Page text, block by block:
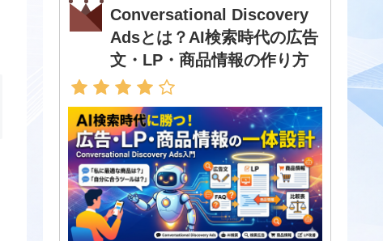
Conversational Discovery
Adsとは？AI検索時代の広告
文・LP・商品情報の作り方